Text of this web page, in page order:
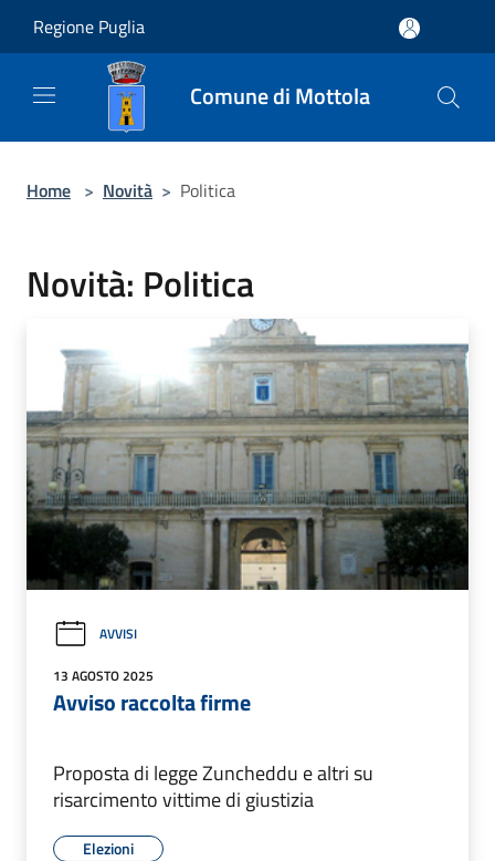
Regione Puglia
Comune di Mottola
Home > Novità > Politica
Novità: Politica
AVVISI
13 AGOSTO 2025
Avviso raccolta firme
Proposta di legge Zuncheddu e altri su
risarcimento vittime di giustizia
Elezioni